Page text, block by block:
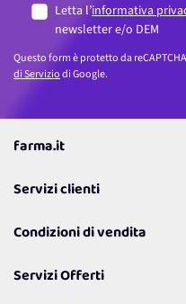
Letta l’informativa
newsletter e/o DEM
Questo form è protetto da
di Serviziodi Google.
farma.it
Coupon
Lavora con noi
Politiche per la parità di genere
Servizi clienti
Richiamami
Resi
Condizioni di vendita
Spedizioni
Servizi Offerti